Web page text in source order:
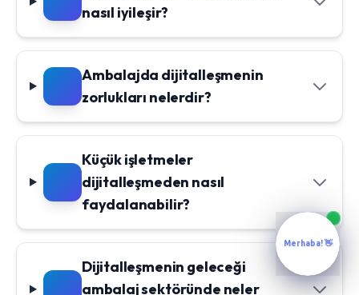
nasıl iyileşir?
Ambalajda dijitalleşmenin
zorlukları nelerdir?
Küçük işletmeler
dijitalleşmeden nasıl
faydalanabilir?
Dijitalleşmenin geleceği
ambalaj sektöründe neler
Merhaba! 👋